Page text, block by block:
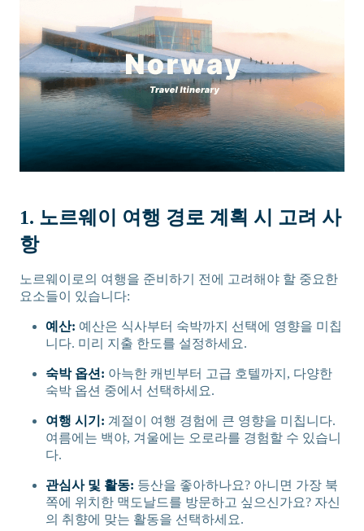
1. 노르웨이 여행 경로 계획 시 고려 사
항
노르웨이로의 여행을 준비하기 전에 고려해야 할 중요한
요소들이 있습니다:
예산: 예산은 식사부터 숙박까지 선택에 영향을 미칩
니다. 미리 지출 한도를 설정하세요.
숙박 옵션: 아늑한 캐빈부터 고급 호텔까지, 다양한
숙박 옵션 중에서 선택하세요.
여행 시기: 계절이 여행 경험에 큰 영향을 미칩니다.
여름에는 백야, 겨울에는 오로라를 경험할 수 있습니
다.
관심사 및 활동: 등산을 좋아하나요? 아니면 가장 북
쪽에 위치한 맥도날드를 방문하고 싶으신가요? 자신
의 취향에 맞는 활동을 선택하세요.